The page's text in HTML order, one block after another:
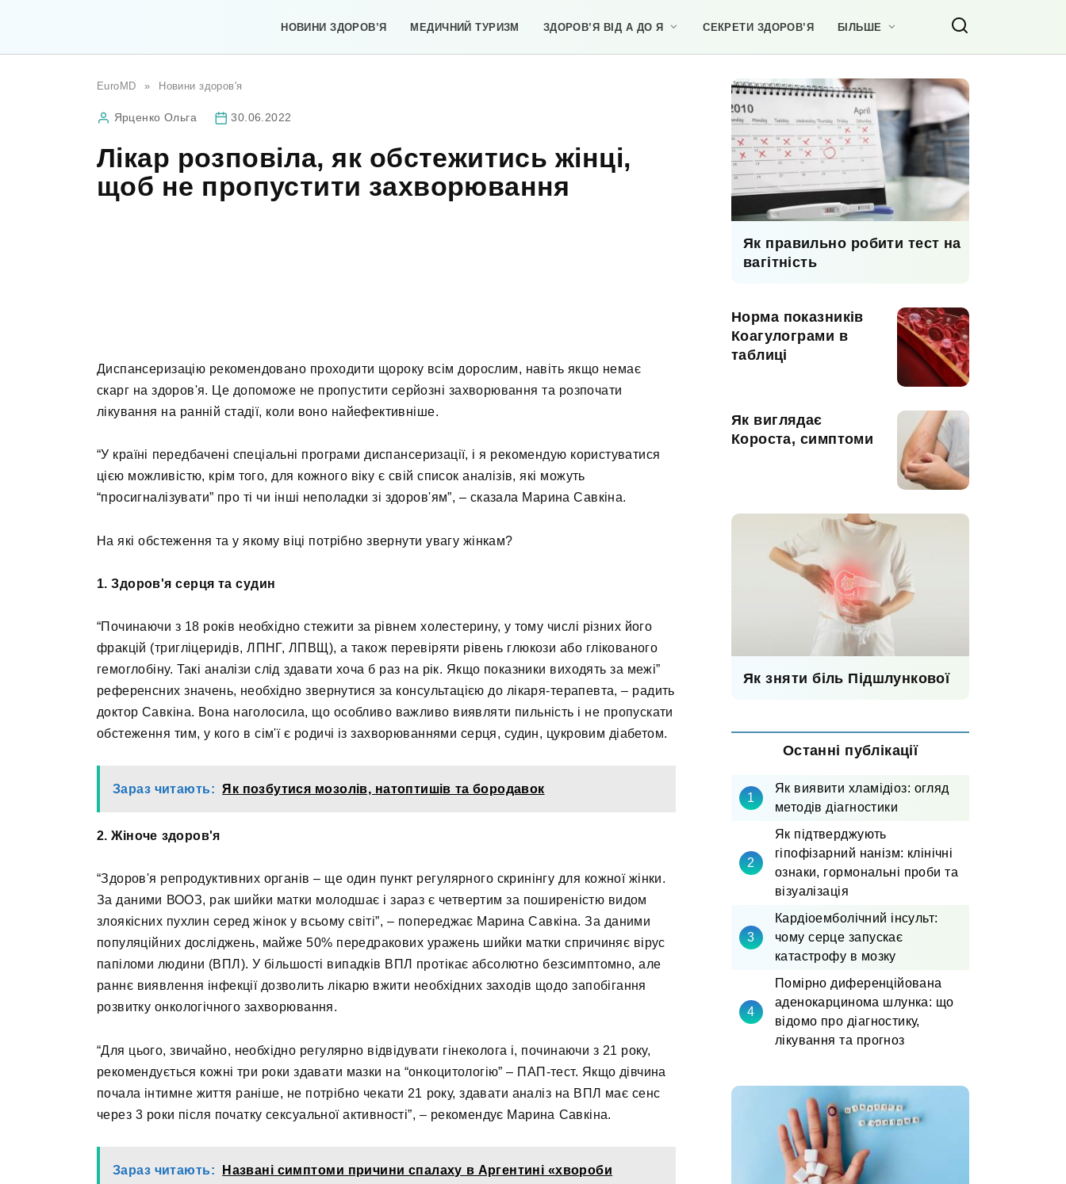
НОВИНИ ЗДОРОВ’Я МЕДИЧНИЙ ТУРИЗМ ЗДОРОВ’Я ВІД А ДО Я СЕКРЕТИ ЗДОРОВ’Я БІЛЬШЕ
EuroMD » Новини здоров'я
Ярценко Ольга 30.06.2022
Лікар розповіла, як обстежитись жінці,
щоб не пропустити захворювання
Диспансеризацію рекомендовано проходити щороку всім дорослим, навіть якщо немає
скарг на здоров'я. Це допоможе не пропустити серйозні захворювання та розпочати
лікування на ранній стадії, коли воно найефективніше.
“У країні передбачені спеціальні програми диспансеризації, і я рекомендую користуватися
цією можливістю, крім того, для кожного віку є свій список аналізів, які можуть
“просигналізувати” про ті чи інші неполадки зі здоров'ям”, – сказала Марина Савкіна.
На які обстеження та у якому віці потрібно звернути увагу жінкам?
1. Здоров'я серця та судин
“Починаючи з 18 років необхідно стежити за рівнем холестерину, у тому числі різних його
фракцій (тригліцеридів, ЛПНГ, ЛПВЩ), а також перевіряти рівень глюкози або глікованого
гемоглобіну. Такі аналізи слід здавати хоча б раз на рік. Якщо показники виходять за межі”
референсних значень, необхідно звернутися за консультацією до лікаря-терапевта, – радить
доктор Савкіна. Вона наголосила, що особливо важливо виявляти пильність і не пропускати
обстеження тим, у кого в сім'ї є родичі із захворюваннями серця, судин, цукровим діабетом.
Зараз читають: Як позбутися мозолів, натоптишів та бородавок
2. Жіноче здоров'я
“Здоров'я репродуктивних органів – ще один пункт регулярного скринінгу для кожної жінки.
За даними ВООЗ, рак шийки матки молодшає і зараз є четвертим за поширеністю видом
злоякісних пухлин серед жінок у всьому світі”, – попереджає Марина Савкіна. За даними
популяційних досліджень, майже 50% передракових уражень шийки матки спричиняє вірус
папіломи людини (ВПЛ). У більшості випадків ВПЛ протікає абсолютно безсимптомно, але
раннє виявлення інфекції дозволить лікарю вжити необхідних заходів щодо запобігання
розвитку онкологічного захворювання.
“Для цього, звичайно, необхідно регулярно відвідувати гінеколога і, починаючи з 21 року,
рекомендується кожні три роки здавати мазки на “онкоцитологію” – ПАП-тест. Якщо дівчина
почала інтимне життя раніше, не потрібно чекати 21 року, здавати аналіз на ВПЛ має сенс
через 3 роки після початку сексуальної активності”, – рекомендує Марина Савкіна.
Зараз читають:
Названі симптоми причини спалаху в Аргентині «хвороби
Як правильно робити тест на
вагітність
Норма показників
Коагулограми в
таблиці
Як виглядає
Короста, симптоми
Як зняти біль Підшлункової
Останні публікації
Як виявити хламідіоз: огляд
методів діагностики
Як підтверджують
гіпофізарний нанізм: клінічні
ознаки, гормональні проби та
візуалізація
Кардіоемболічний інсульт:
чому серце запускає
катастрофу в мозку
Помірно диференційована
аденокарцинома шлунка: що
відомо про діагностику,
лікування та прогноз